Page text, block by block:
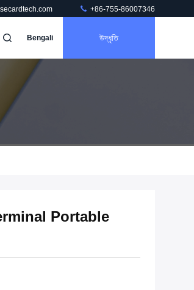
+86-755-86007346
Bengali উদ্ধৃতি
Portable